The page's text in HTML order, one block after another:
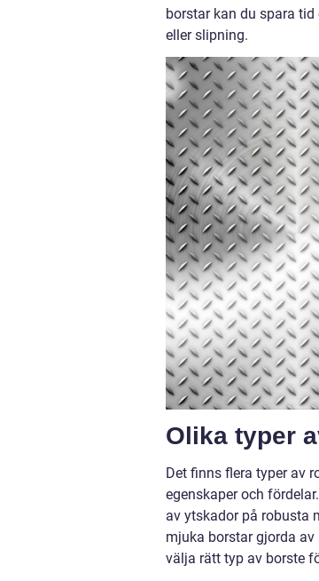
borstar kan du spara
eller slipning.
Olika typer
Det finns flera typer av
egenskaper och
av ytskador på robusta
mjuka borstar gjorda
välja rätt typ av borste